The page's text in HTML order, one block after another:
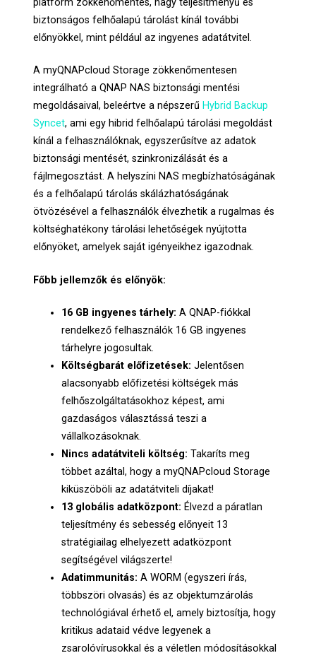
biztonságos felhőalapú tárolást kínál további
előnyökkel, mint például az ingyenes adatátvitel.
A myQNAPcloud Storage zökkenőmentesen
integrálható a QNAP NAS biztonsági mentési
megoldásaival, beleértve a népszerű Hybrid Backup
Syncet, ami egy hibrid felhőalapú tárolási megoldást
kínál a felhasználóknak, egyszerűsítve az adatok
biztonsági mentését, szinkronizálását és a
fájlmegosztást. A helyszíni NAS megbízhatóságának
és a felhőalapú tárolás skálázhatóságának
ötvözésével a felhasználók élvezhetik a rugalmas és
költséghatékony tárolási lehetőségek nyújtotta
előnyöket, amelyek saját igényeikhez igazodnak.
Főbb jellemzők és előnyök:
16 GB ingyenes tárhely: A QNAP-fiókkal
rendelkező felhasználók 16 GB ingyenes
tárhelyre jogosultak.
Költségbarát előfizetések: Jelentősen
alacsonyabb előfizetési költségek más
felhőszolgáltatásokhoz képest, ami
gazdaságos választássá teszi a
vállalkozásoknak.
Nincs adatátviteli költség: Takaríts meg
többet azáltal, hogy a myQNAPcloud Storage
kiküszöböli az adatátviteli díjakat!
13 globális adatközpont: Élvezd a páratlan
teljesítmény és sebesség előnyeit 13
stratégiailag elhelyezett adatközpont
segítségével világszerte!
Adatimmunitás: A WORM (egyszeri írás,
többszöri olvasás) és az objektumzárolás
technológiával érhető el, amely biztosítja, hogy
kritikus adataid védve legyenek a
zsarolóvírusokkal és a véletlen módosításokkal